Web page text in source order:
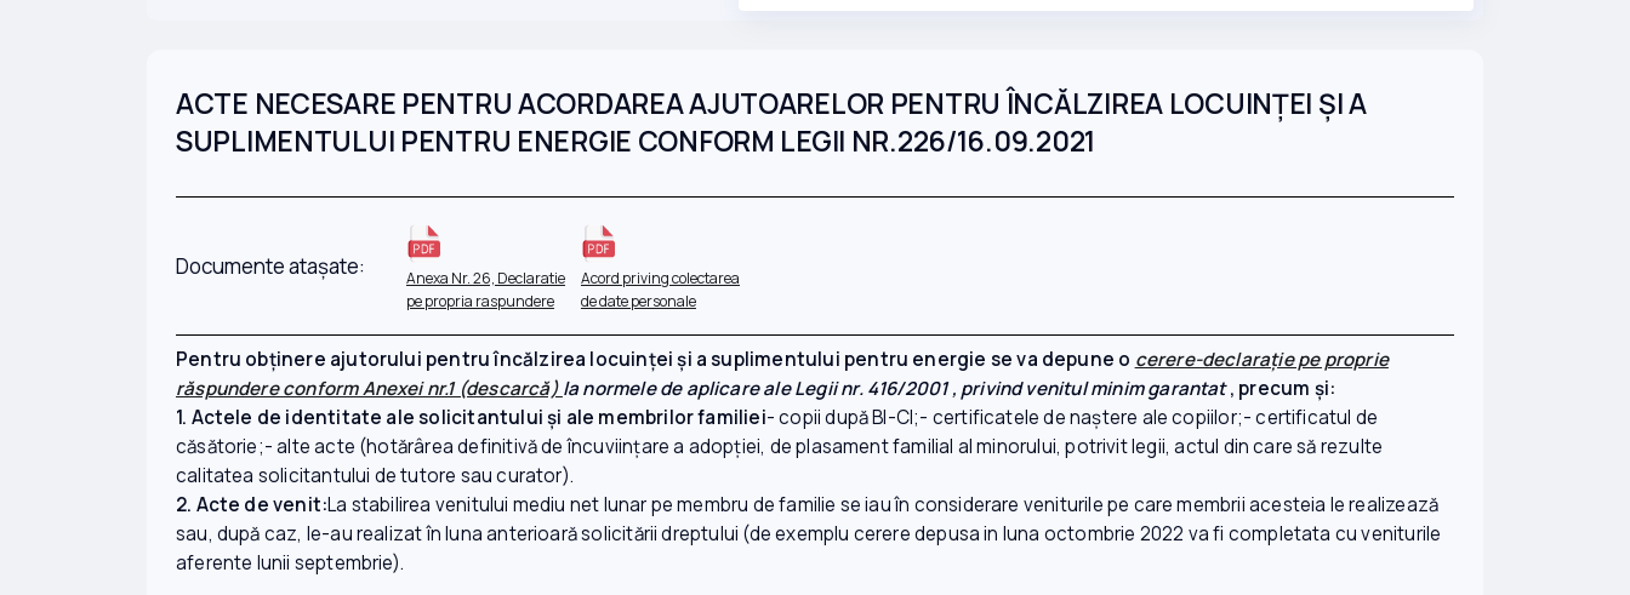
ACTE NECESARE PENTRU ACORDAREA AJUTOARELOR PENTRU ÎNCĂLZIREA LOCUINŢEI ȘI A
SUPLIMENTULUI PENTRU ENERGIE CONFORM LEGII NR.226/16.09.2021
Documente atașate:
Anexa Nr. 26, Declaratie
pe propria raspundere
Acord priving colectarea
de date personale
Pentru obținere ajutorului pentru încălzirea locuinței și a suplimentului pentru energie se va depune o cerere-declarație pe proprie
răspundere conform Anexei nr.1 (descarcă)la normele de aplicare ale Legii nr. 416/2001 , privind venitul minim garantat, precum și:
1. Actele de identitate ale solicitantului şi ale membrilor familiei- copii după BI-CI;- certificatele de naştere ale copiilor;- certificatul de
căsătorie;- alte acte (hotărârea definitivă de încuviinţare a adopţiei, de plasament familial al minorului, potrivit legii, actul din care să rezulte
calitatea solicitantului de tutore sau curator).
2. Acte de venit:La stabilirea venitului mediu net lunar pe membru de familie se iau în considerare veniturile pe care membrii acesteia le realizează
sau, după caz, le-au realizat în luna anterioară solicitării dreptului (de exemplu cerere depusa in luna octombrie 2022 va fi completata cu veniturile
aferente lunii septembrie).